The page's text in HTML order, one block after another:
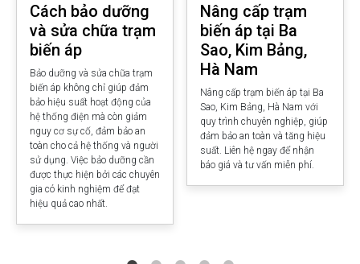
Cách bảo dưỡng
và sửa chữa trạm
biến áp
Bảo dưỡng và sửa chữa trạm
biến áp không chỉ giúp đảm
bảo hiệu suất hoạt động của
hệ thống điện mà còn giảm
nguy cơ sự cố, đảm bảo an
toàn cho cả hệ thống và người
sử dụng. Việc bảo dưỡng cần
được thực hiện bởi các chuyên
gia có kinh nghiệm để đạt
hiệu quả cao nhất.
Nâng cấp trạm
biến áp tại Ba
Sao, Kim Bảng,
Hà Nam
Nâng cấp trạm biến áp tại Ba
Sao, Kim Bảng, Hà Nam với
quy trình chuyên nghiệp, giúp
đảm bảo an toàn và tăng hiệu
suất. Liên hệ ngay để nhận
báo giá và tư vấn miễn phí.